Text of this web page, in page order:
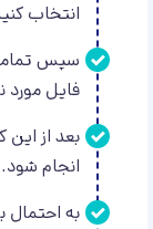
انتخاب
فایل مورد
بعد از این
انجام شود.
به احتمال